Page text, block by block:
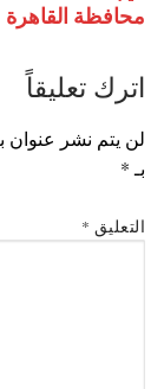
محافظة القاهرة
اترك تعليقاً
لن يتم نشر عنوان
بـ *
التعليق *